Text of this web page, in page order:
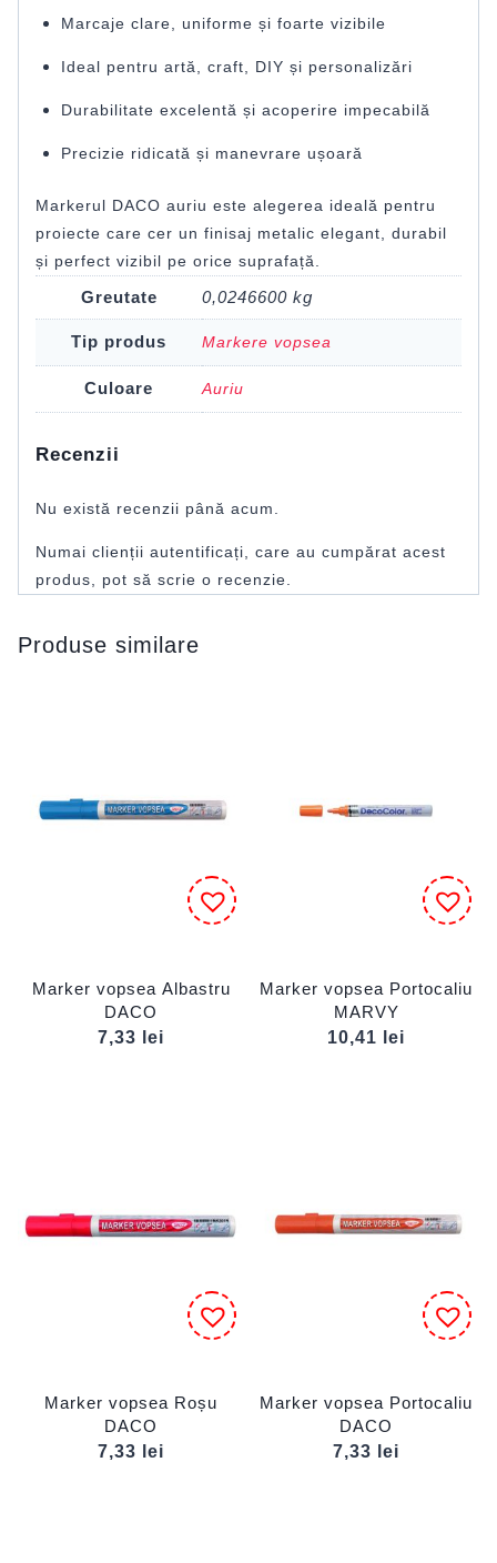
Marcaje clare, uniforme și foarte vizibile
Ideal pentru artă, craft, DIY și personalizări
Durabilitate excelentă și acoperire impecabilă
Precizie ridicată și manevrare ușoară
Markerul DACO auriu este alegerea ideală pentru
proiecte care cer un finisaj metalic elegant, durabil
și perfect vizibil pe orice suprafață.
Greutate 0,0246600 kg
Tip produs Markere vopsea
Culoare Auriu
Recenzii
Nu există recenzii până acum.
Numai clienții autentificați, care au cumpărat acest
produs, pot să scrie o recenzie.
Produse similare
Marker vopsea Albastru
DACO
7,33
lei
Marker vopsea Portocaliu
MARVY
10,41
lei
Marker vopsea Roșu
DACO
7,33
lei
Marker vopsea Portocaliu
DACO
7,33
lei